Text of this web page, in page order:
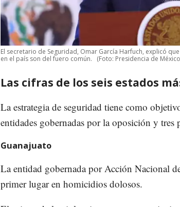
El secretario de Seguridad, Omar García Harfuch, explicó
en el país son del fuero común.
(Foto: Presidencia de
Las cifras de los seis estados
La estrategia de seguridad tiene como
entidades gobernadas por la oposición y tres
Guanajuato
La entidad gobernada por Acción Nacional
primer lugar en homicidios dolosos.